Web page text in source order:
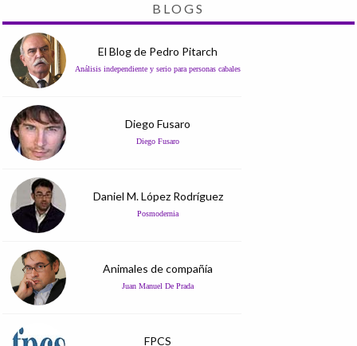
BLOGS
El Blog de Pedro Pitarch
Análisis independiente y serio para personas cabales
Diego Fusaro
Diego Fusaro
Daniel M. López Rodríguez
Posmodernia
Animales de compañía
Juan Manuel De Prada
FPCS